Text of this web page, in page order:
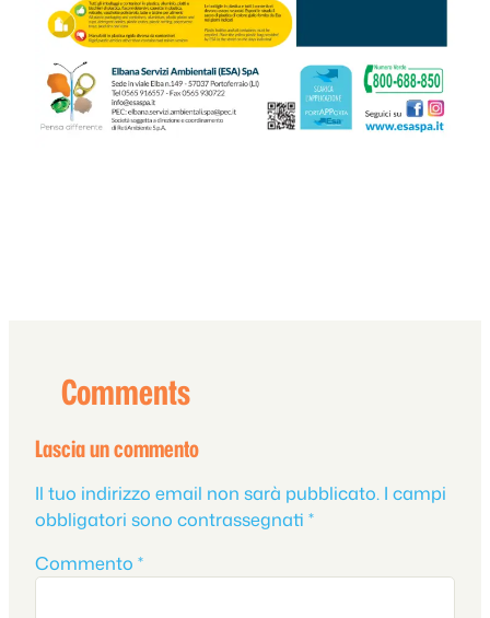
Comments
Lascia un commento
Il tuo indirizzo email non sarà pubblicato. I campi
obbligatori sono contrassegnati *
Commento *